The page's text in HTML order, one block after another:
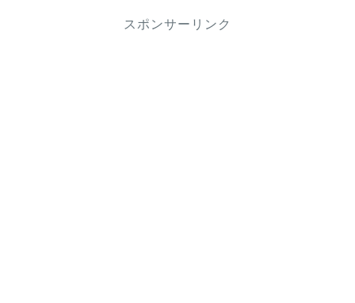
スポンサーリンク